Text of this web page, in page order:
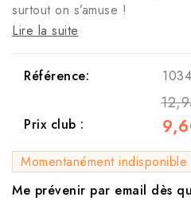
surtout on s’amuse !
Lire la suite
Référence:
Prix club :
Momentanément indisponible
Me prévenir par email dès